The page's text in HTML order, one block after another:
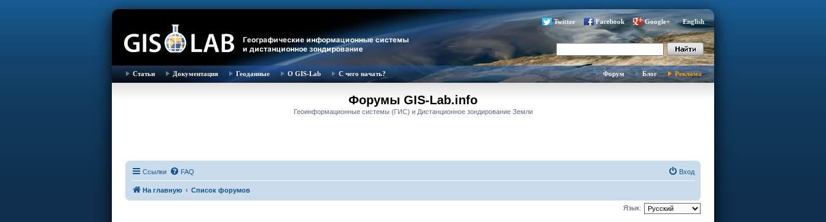
Twitter Facebook Google+ English
Статьи Документация Геоданные О GIS-Lab С чего начать? Форум Блог Реклама
Форумы GIS-Lab.info
Геоинформационные системы (ГИС) и Дистанционное зондирование Земли
Ссылки FAQ Вход
На главную Список форумов
Язык: